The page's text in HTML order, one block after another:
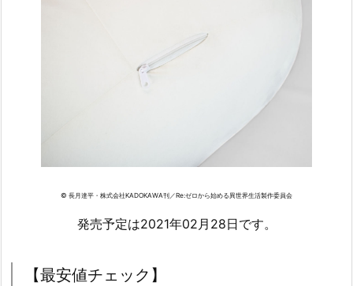
© 長月達平・株式会社KADOKAWA刊／Re:ゼロから始める異世界生活製作委員会
発売予定は2021年02月28日です。
【最安値チェック】